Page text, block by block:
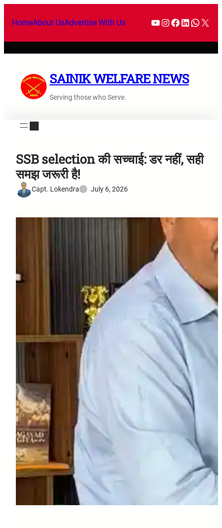
HomeAbout UsAdvertise With Us
SAINIK WELFARE NEWS
Serving those who Serve.
SSB selection की सच्चाई: डर नहीं, सही
समझ जरूरी है!
Capt. Lokendra July 6, 2026